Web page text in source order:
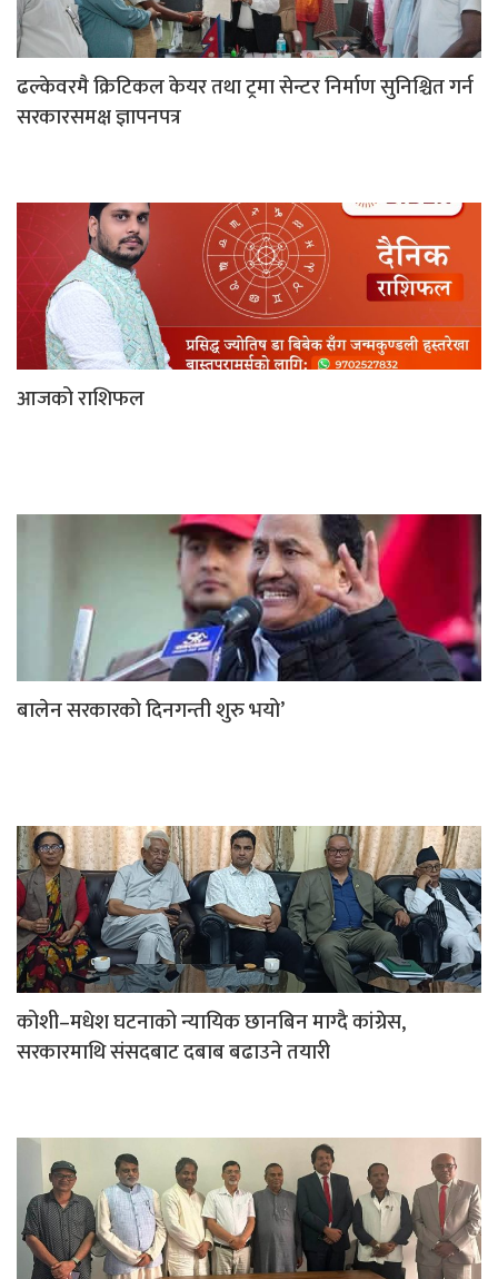
ढल्केवरमै क्रिटिकल केयर तथा ट्रमा सेन्टर निर्माण सुनिश्चित गर्न
सरकारसमक्ष ज्ञापनपत्र
आजको राशिफल
बालेन सरकारको दिनगन्ती शुरु भयो’
कोशी–मधेश घटनाको न्यायिक छानबिन माग्दै कांग्रेस,
सरकारमाथि संसदबाट दबाब बढाउने तयारी